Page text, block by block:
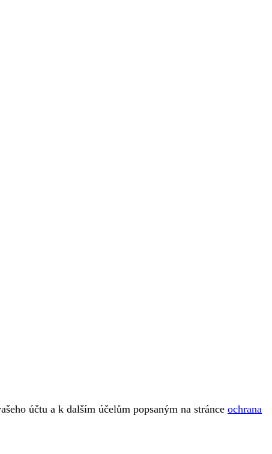
účtu a k dalším účelům popsaným na stránce ochrana